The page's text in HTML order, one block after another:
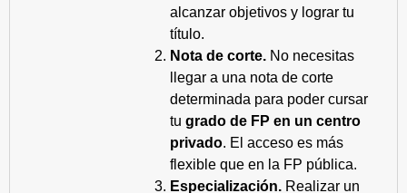
alcanzar objetivos y lograr tu
título.
Nota de corte. No necesitas
llegar a una nota de corte
determinada para poder cursar
tu grado de FP en un centro
privado. El acceso es más
flexible que en la FP pública.
Especialización. Realizar un